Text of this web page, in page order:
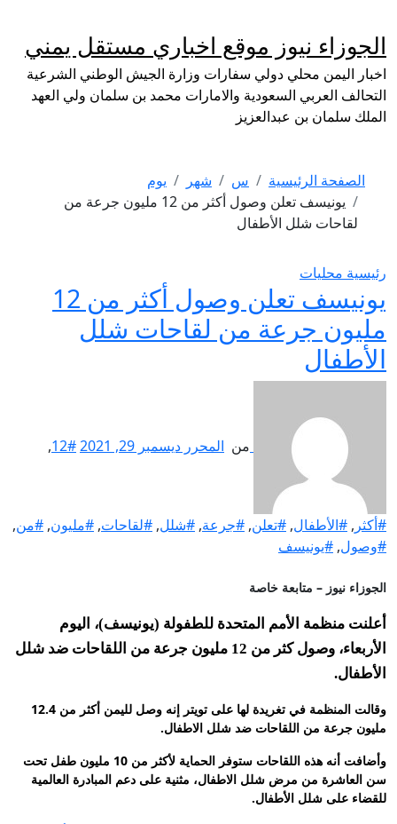
المحتوى
الجوزاء نيوز موقع اخباري مستقل يمني
اخبار اليمن محلي دولي سفارات وزارة الجيش الوطني الشرعية
التحالف العربي السعودية والامارات محمد بن سلمان ولي العهد
الملك سلمان بن عبدالعزيز
الصفحة الرئيسية س شهر
يوم
يونيسف تعلن وصول أكثر من 12 مليون جرعة من
لقاحات شلل الأطفال
رئيسية محليات
يونيسف تعلن وصول أكثر من 12
مليون جرعة من لقاحات شلل
الأطفال
من المحرر ديسمبر 29, 2021 #12
,
#أكثر , #الأطفال, #تعلن, #جرعة, #شلل, #لقاحات, #مليون, #من,
#وصول, #يونيسف
الجوزاء نيوز – متابعة خاصة
أعلنت منظمة الأمم المتحدة للطفولة (يونيسف)، اليوم
الأربعاء، وصول كثر من 12 مليون جرعة من اللقاحات ضد شلل
الأطفال.
وقالت المنظمة في تغريدة لها على تويتر إنه وصل لليمن أكثر من 12.4
مليون جرعة من اللقاحات ضد شلل الاطفال.
وأضافت أنه هذه اللقاحات ستوفر الحماية لأكثر من 10 مليون طفل تحت
سن العاشرة من مرض شلل الاطفال، مثنية على دعم المبادرة العالمية
للقضاء على شلل الأطفال.